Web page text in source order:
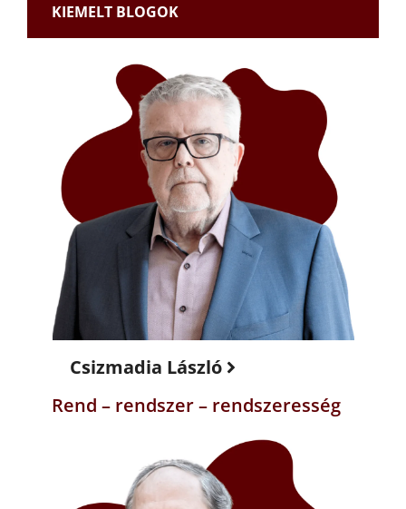
KIEMELT BLOGOK
Csizmadia László
Rend – rendszer – rendszeresség